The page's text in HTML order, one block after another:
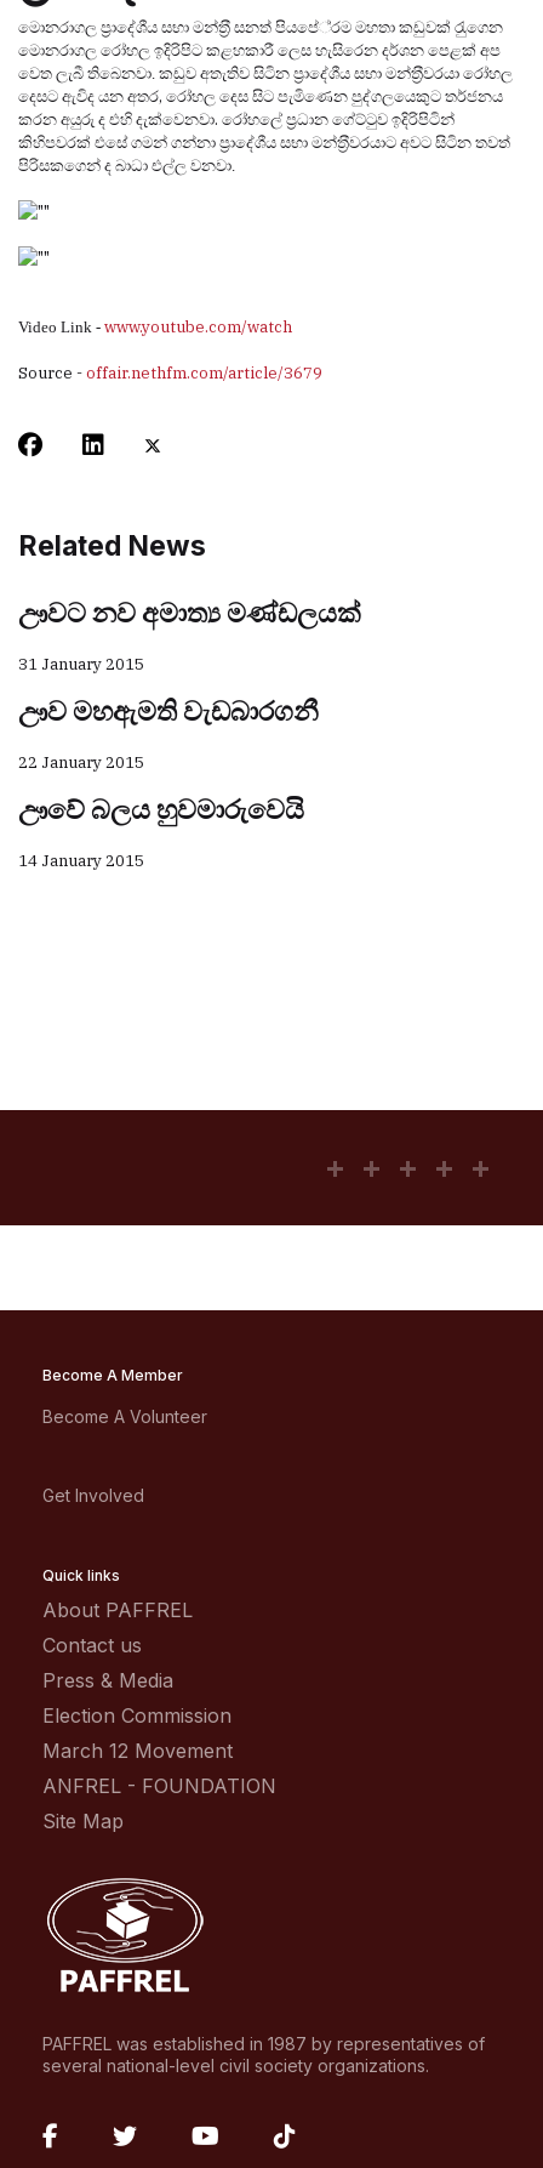
මොනරාගල ප‍්‍රාදේශීය සභා මන්ත‍්‍රී සනත් පියපේ‍්‍රම මහතා කඩුවක් රැුගෙන
මොනරාගල රෝහල ඉදිරිපිට කළහකාරී ලෙස හැසිරෙන දර්ශන පෙළක් අප
වෙත ලැබී තිබෙනවා. කඩුව අතැතිව සිටින ප‍්‍රාදේශීය සභා මන්ත‍්‍රීවරයා රෝහල
දෙසට ඇවිද යන අතර, රෝහල දෙස සිට පැමිණෙන පුද්ගලයෙකුට තර්ජනය
කරන අයුරු ද එහි දැක්වෙනවා. රෝහලේ ප‍්‍රධාන ගේට්ටුව ඉදිරිපිටින්
කිහිපවරක් එසේ ගමන් ගන්නා ප‍්‍රාදේශීය සභා මන්ත‍්‍රීවරයාට අවට සිටින තවත්
පිරිසකගෙන් ද බාධා එල්ල වනවා.
Video Link - www.youtube.com/watch
Source -offair.nethfm.com/article/3679
Related News
ඌවට නව අමාත්‍ය මණ්ඩලයක්
31 January 2015
ඌව මහඇමති වැඩබාරගනී
22 January 2015
ඌවේ බලය හුවමාරුවෙයි
14 January 2015
Become A Member
Become A Volunteer
Get Involved
Quick links
About PAFFREL
Contact us
Press & Media
Election Commission
March 12 Movement
ANFREL - FOUNDATION
Site Map
PAFFREL was established in 1987 by representatives of
several national-level civil society organizations.
fab
fab